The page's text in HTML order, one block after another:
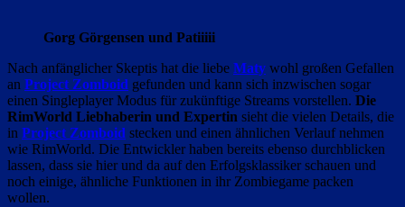
Gorg Görgensen und Patiiiii
Nach anfänglicher Skeptis hat die liebe Maty wohl großen Gefallen
an Project Zomboid gefunden und kann sich inzwischen sogar
einen Singleplayer Modus für zukünftige Streams vorstellen. Die
RimWorld Liebhaberin und Expertin sieht die vielen Details, die
in Project Zomboid stecken und einen ähnlichen Verlauf nehmen
wie RimWorld. Die Entwickler haben bereits ebenso durchblicken
lassen, dass sie hier und da auf den Erfolgsklassiker schauen und
noch einige, ähnliche Funktionen in ihr Zombiegame packen
wollen.